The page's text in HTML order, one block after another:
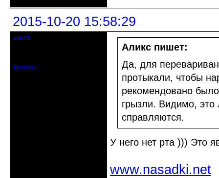
2015-10-20 15:58:29
sdn15
Профиль
Аликс пишет:
Да, для
протыкали, чтобы
рекомендовано
грызли. Видимо,
справляются.
У него нет рта ))) Это
www.nasadki.net